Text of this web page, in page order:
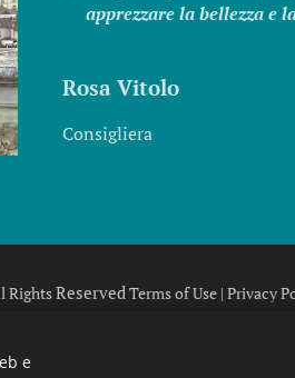
apprezzare la bellezza e
Rosa Vitolo
Consigliera
RightsReservedTerms of Use | Privacy
, 48 Montecarelli - 50031
e